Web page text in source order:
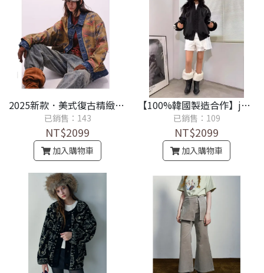
2025新款．美式復古精緻外套男女寬鬆休閒翻領牛仔夾克《設計師款100%保證品質佳》
已銷售：143
NT$2099
加入購物車
【100%韓國製造合作】jerryhall蕾絲休閒運動衝鋒外套《設計師款100%保證品質佳》
已銷售：109
NT$2099
加入購物車